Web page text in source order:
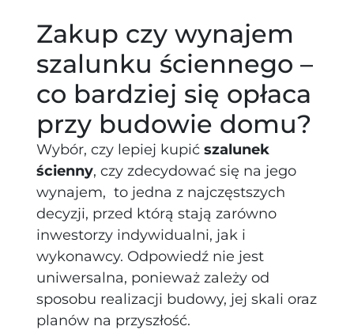
Zakup czy wynajem
szalunku ściennego –
co bardziej się opłaca
przy budowie domu?
Wybór, czy lepiej kupić szalunek
ścienny, czy zdecydować się na jego
wynajem, to jedna z najczęstszych
decyzji, przed którą stają zarówno
inwestorzy indywidualni, jak i
wykonawcy. Odpowiedź nie jest
uniwersalna, ponieważ zależy od
sposobu realizacji budowy, jej skali oraz
planów na przyszłość.